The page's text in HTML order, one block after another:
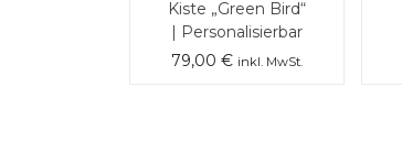
Kiste „Green Bird“
| Personalisierbar
79,00 € inkl. MwSt.